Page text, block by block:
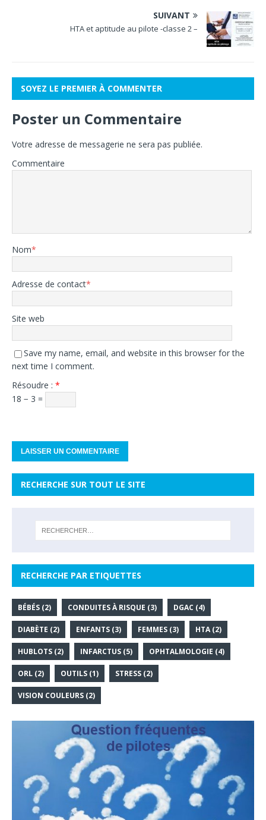
SUIVANT
HTA et aptitude au pilote -classe 2 –
SOYEZ LE PREMIER À COMMENTER
Poster un Commentaire
Votre adresse de messagerie ne sera pas publiée.
Commentaire
Nom*
Adresse de contact*
Site web
Save my name, email, and website in this browser for the
next time I comment.
Résoudre : *
18 − 3 =
RECHERCHE SUR TOUT LE SITE
RECHERCHE PAR ETIQUETTES
BÉBÉS (2) CONDUITES À RISQUE (3) DGAC (4)
DIABÈTE (2) ENFANTS (3) FEMMES (3) HTA (2)
HUBLOTS (2) INFARCTUS (5) OPHTALMOLOGIE (4)
ORL (2) OUTILS (1) STRESS (2)
VISION COULEURS (2)